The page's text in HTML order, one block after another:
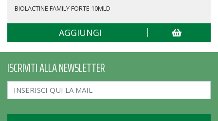
BIOLACTINE FAMILY FORTE 10MLD
AGGIUNGI
ISCRIVITI ALLA NEWSLETTER